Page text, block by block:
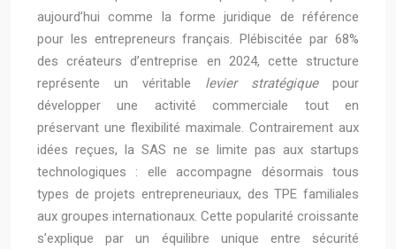
aujourd’hui comme la forme juridique de référence
pour les entrepreneurs français. Plébiscitée par 68%
des créateurs d’entreprise en 2024, cette structure
représente un véritable levier stratégique pour
développer une activité commerciale tout en
préservant une flexibilité maximale. Contrairement aux
idées reçues, la SAS ne se limite pas aux startups
technologiques : elle accompagne désormais tous
types de projets entrepreneuriaux, des TPE familiales
aux groupes internationaux. Cette popularité croissante
s’explique par un équilibre unique entre sécurité